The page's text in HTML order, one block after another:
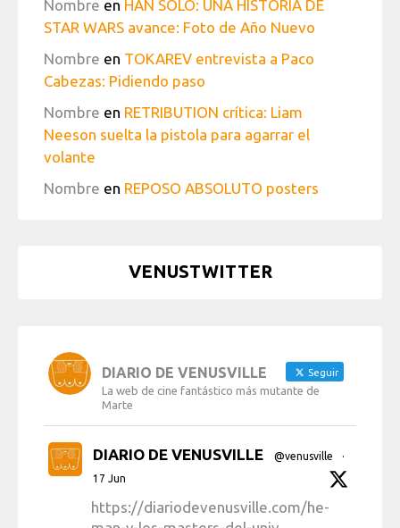
Nombre en HAN SOLO: UNA HISTORIA DE
STAR WARS avance: Foto de Año Nuevo
Nombre en TOKAREV entrevista a Paco
Cabezas: Pidiendo paso
Nombre en RETRIBUTION crítica: Liam
Neeson suelta la pistola para agarrar el
volante
Nombre en REPOSO ABSOLUTO posters
VENUSTWITTER
DIARIO DE VENUSVILLE Seguir
La web de cine fantástico más mutante de
Marte
DIARIO DE VENUSVILLE @venusville
·
17 Jun
https://diariodevenusville.com/he-